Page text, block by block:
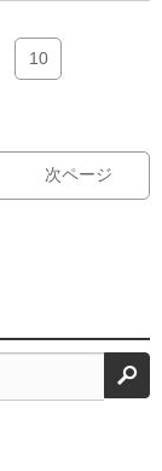
10
次ページ
検